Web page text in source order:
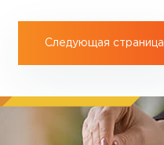
Следующая страница